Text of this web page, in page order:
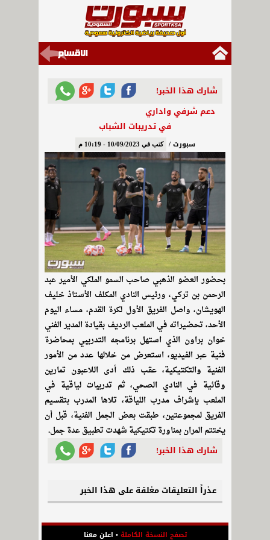
شارك هذا الخبر!
دعم شرفي واداري
في تدريبات الشباب
سبورت / كتب في 10/09/2023 - 10:19 م
بحضور العضو الذهبي صاحب السمو الملكي الأمير عبد
الرحمن بن تركي، ورئيس النادي المكلف الأستاذ خليف
الهويشان، واصل الفريق الأول لكرة القدم، مساء اليوم
الأحد، تحضيراته في الملعب الرديف بقيادة المدير الفني
خوان براون الذي استهل برنامجه التدريبي بمحاضرة
فنية عبر الفيديو، استعرض من خلالها عدد من الأمور
الفنية والتكتيكية، عقب ذلك أدى اللاعبون تمارين
وقائية في النادي الصحي، ثم تدريبات لياقية في
الملعب بإشراف مدرب اللياقة، تلاها المدرب بتقسيم
الفريق لمجموعتين، طبقت بعض الجمل الفنية، قبل أن
يختتم المران بمناورة تكتيكية شهدت تطبيق عدة جمل.
شارك هذا الخبر!
عذراً التعليقات مغلقة على هذا الخبر
تصفح النسخة الكاملة• اعلن معنا